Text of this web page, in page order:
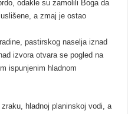
odakle su zamolili Boga da
a zmaj je ostao
pastirskog naselja iznad
izvora otvara se pogled na
ispunjenim hladnom
hladnoj planinskoj vodi, a